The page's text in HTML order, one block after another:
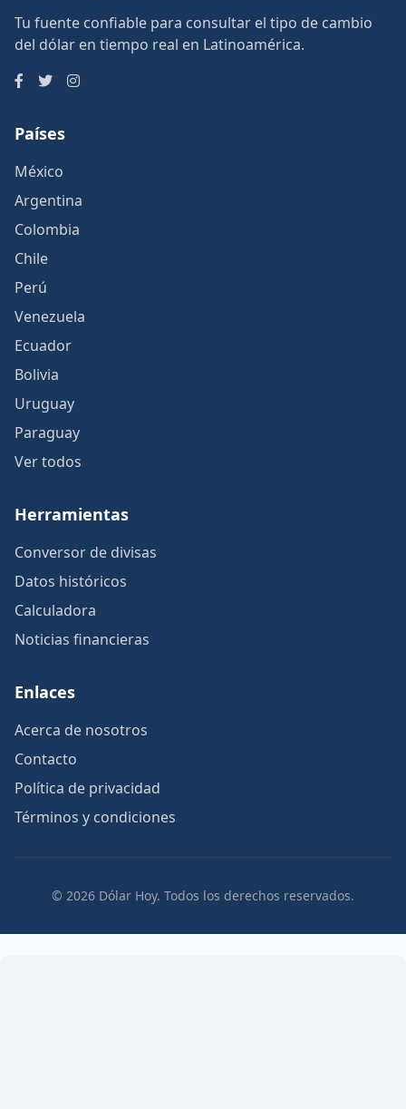
Tu fuente confiable para consultar el tipo de cambio
del dólar en tiempo real en Latinoamérica.
Países
México
Argentina
Colombia
Chile
Perú
Venezuela
Ecuador
Bolivia
Uruguay
Paraguay
Ver todos
Herramientas
Conversor de divisas
Datos históricos
Calculadora
Noticias financieras
Enlaces
Acerca de nosotros
Contacto
Política de privacidad
Términos y condiciones
© 2026 Dólar Hoy. Todos los derechos reservados.